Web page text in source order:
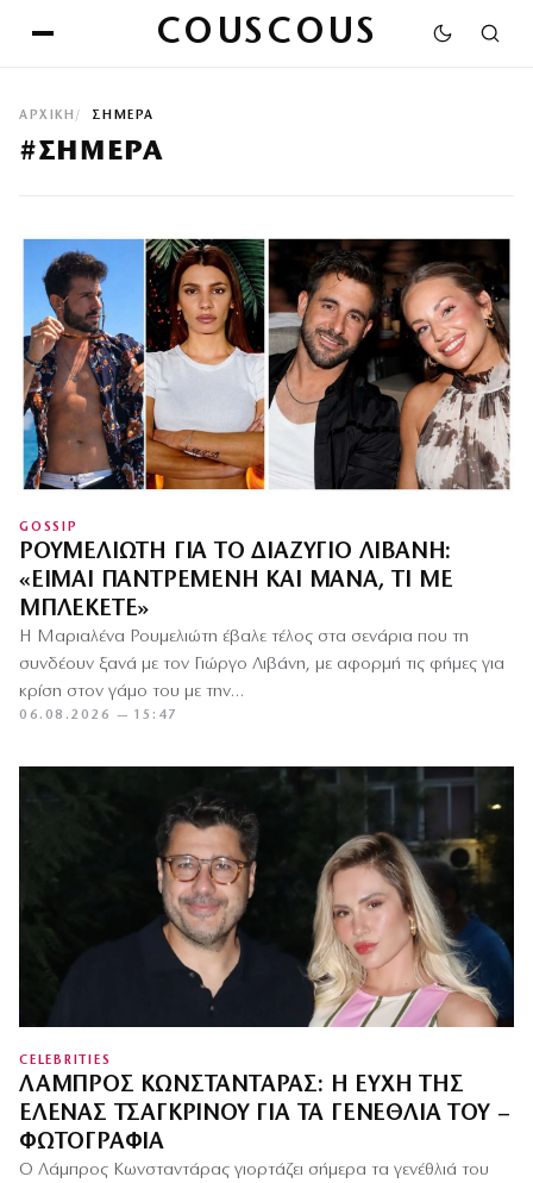
COUSCOUS
ΑΡΧΙΚΉ ΣΗΜΕΡΑ
#ΣΗΜΕΡΑ
GOSSIP
ΡΟΥΜΕΛΙΏΤΗ ΓΙΑ ΤΟ ΔΙΑΖΎΓΙΟ ΛΙΒΆΝΗ:
«ΕΊΜΑΙ ΠΑΝΤΡΕΜΈΝΗ ΚΑΙ ΜΆΝΑ, ΤΙ ΜΕ
ΜΠΛΈΚΕΤΕ»
Η Μαριαλένα Ρουμελιώτη έβαλε τέλος στα σενάρια που τη
συνδέουν ξανά με τον Γιώργο Λιβάνη, με αφορμή τις φήμες για
κρίση στον γάμο του με την…
06.08.2026 — 15:47
CELEBRITIES
ΛΆΜΠΡΟΣ ΚΩΝΣΤΑΝΤΆΡΑΣ: Η ΕΥΧΉ ΤΗΣ
ΈΛΕΝΑΣ ΤΣΑΓΚΡΙΝΟΎ ΓΙΑ ΤΑ ΓΕΝΈΘΛΙΆ ΤΟΥ –
ΦΩΤΟΓΡΑΦΊΑ
Ο Λάμπρος Κωνσταντάρας γιορτάζει σήμερα τα γενέθλιά του